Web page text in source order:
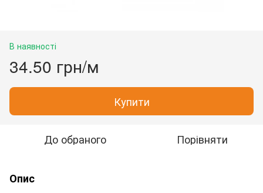
В наявності
34.50 грн/м
Купити
До обраного Порівняти
Опис